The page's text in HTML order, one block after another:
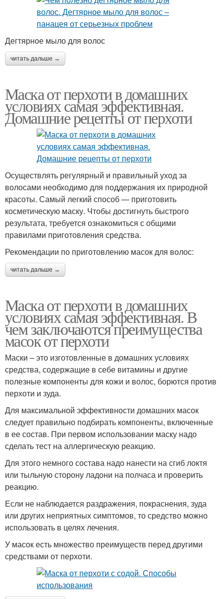
Дегтярное мыло для волос
читать дальше →
Маска от перхоти в домашних
условиях самая эффективная.
Домашние рецепты от перхоти
Осуществлять регулярный и правильный уход за
волосами необходимо для поддержания их природной
красоты. Самый легкий способ — приготовить
косметическую маску. Чтобы достигнуть быстрого
результата, требуется ознакомиться с общими
правилами приготовления средства.
Рекомендации по приготовлению масок для волос:
читать дальше →
Маска от перхоти в домашних
условиях самая эффективная. В
чем заключаются преимущества
масок от перхоти
Маски – это изготовленные в домашних условиях
средства, содержащие в себе витамины и другие
полезные компоненты для кожи и волос, борются против
перхоти и зуда.
Для максимальной эффективности домашних масок
следует правильно подбирать компоненты, включенные
в ее состав. При первом использовании маску надо
сделать тест на аллергическую реакцию.
Для этого немного состава надо нанести на сгиб локтя
или тыльную сторону ладони на полчаса и проверить
реакцию.
Если не наблюдается раздражения, покраснения, зуда
или других неприятных симптомов, то средство можно
использовать в целях лечения.
У масок есть множество преимуществ перед другими
средствами от перхоти.